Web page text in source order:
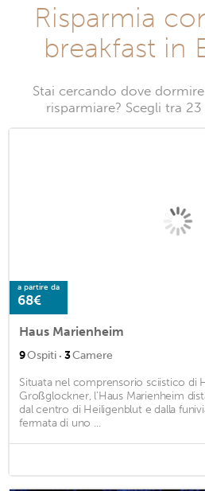
Risparmia
breakfast in
Stai cercando dove
risparmiare? Scegli tra
a partire da
68€
Haus Marienheim
9Ospiti · 3Camere
Situata nel comprensorio sciistico di
Großglockner, l'Haus Marienheim
dal centro di Heiligenblut e dalla
fermata di uno ...